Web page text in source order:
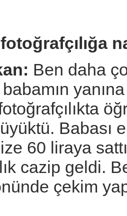
Ben daha
babamın
Babası
60 liraya
cazip geldi.
çekim